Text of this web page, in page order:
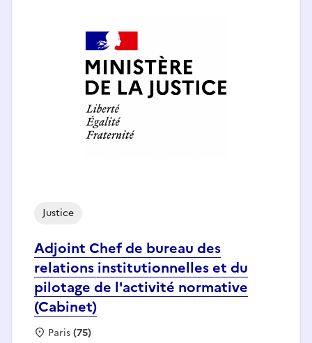
Adjoint Chef de bureau des
relations institutionnelles et du
pilotage de l'activité normative
(Cabinet)
Justice
Localisation :
Paris(75)